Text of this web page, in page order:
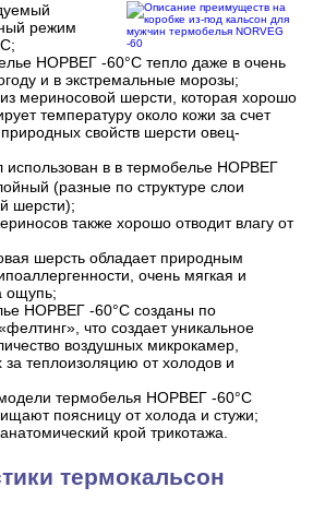
режим
НОРВЕГ -60°C тепло даже в очень
и в экстремальные морозы;
мериносовой шерсти, которая хорошо
температуру около кожи за счет
свойств шерсти овец-
использован в в термобелье НОРВЕГ
(разные по структуре слои
шерсти);
также хорошо отводит влагу от
шерсть обладает природным
очень мягкая и
ощупь;
НОРВЕГ -60°C созданы по
что создает уникальное
воздушных микрокамер,
теплоизоляцию от холодов и
термобелья НОРВЕГ -60°C
поясницу от холода и стужи;
крой трикотажа.
термокальсон